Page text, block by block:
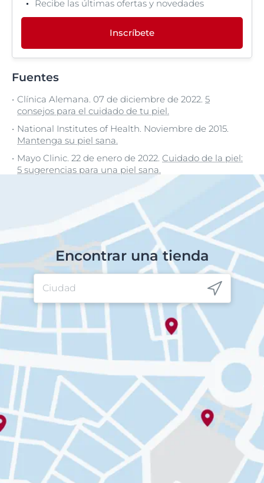
Recibe las últimas ofertas y novedades
Inscríbete
Fuentes
Clínica Alemana. 07 de diciembre de 2022. 5
consejos para el cuidado de tu piel.
National Institutes of Health. Noviembre de 2015.
Mantenga su piel sana.
Mayo Clinic. 22 de enero de 2022. Cuidado de la piel:
5 sugerencias para una piel sana.
Encontrar una tienda